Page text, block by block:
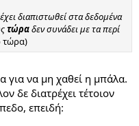
διαπιστωθεί στα δεδομένα
τώραδεν συνάδει με τα περί
τώρα)
για να μη χαθεί η μπάλα.
δε διατρέχει τέτοιον
επειδή: